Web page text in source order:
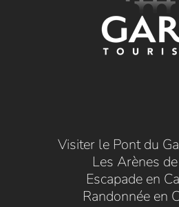
Visiter le Pont du
Les Arènes
Escapade en
Randonnée en